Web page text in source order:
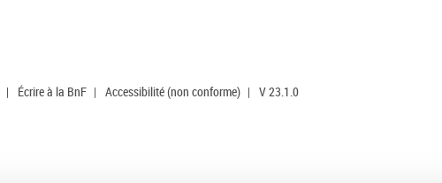
| Écrire à la BnF | Accessibilité (non conforme) | V 23.1.0